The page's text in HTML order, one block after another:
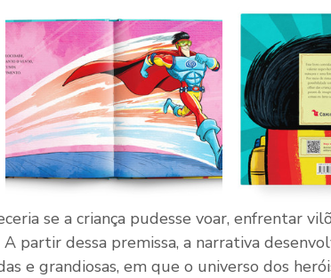
se a criança pudesse voar, enfrentar
A partir dessa premissa, a narrativa
e grandiosas, em que o universo dos